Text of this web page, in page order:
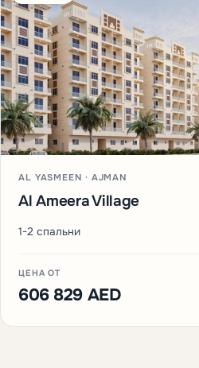
AL YASMEEN · AJMAN
Al Ameera Village
1-2 спальни
ЦЕНА ОТ
606 829 AED